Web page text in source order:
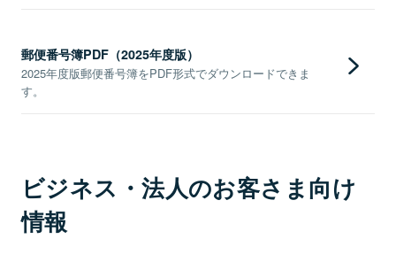
郵便番号簿PDF（2025年度版）
2025年度版郵便番号簿をPDF形式でダウンロードできま
す。
ビジネス・法人のお客さま向け
情報